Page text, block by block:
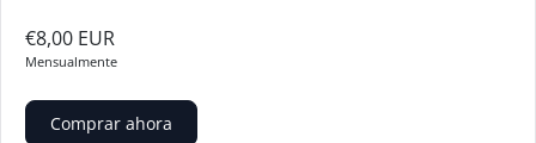
€8,00 EUR
Mensualmente
Comprar ahora